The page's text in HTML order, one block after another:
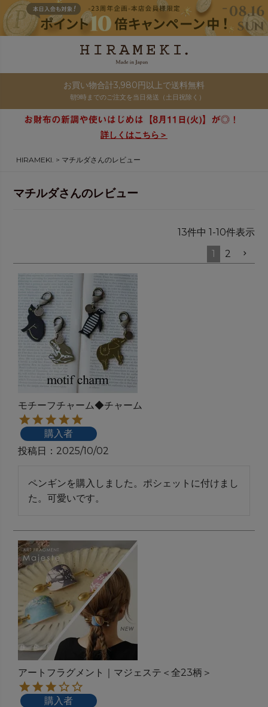
お買い物合計3,980円以上で送料無料
朝9時までのご注文を当日発送（土日祝除く）
詳しくはこちら＞
HIRAMEKI. マチルダさんのレビュー
マチルダさんのレビュー
13件中 1 -10件表示
1
2
モチーフチャーム◆チャーム
購入者
投稿日
2025/10/02
ペンギンを購入しました。ポシェットに付けまし
た。可愛いです。
アートフラグメント｜マジェステ＜全23柄＞
購入者